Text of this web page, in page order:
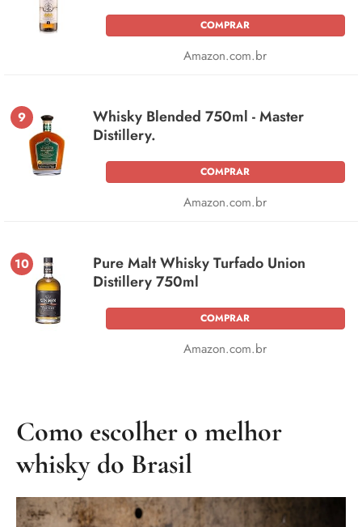
COMPRAR
Amazon.com.br
9
Whisky Blended 750ml - Master
Distillery.
COMPRAR
Amazon.com.br
10
Pure Malt Whisky Turfado Union
Distillery 750ml
COMPRAR
Amazon.com.br
Como escolher o melhor
whisky do Brasil